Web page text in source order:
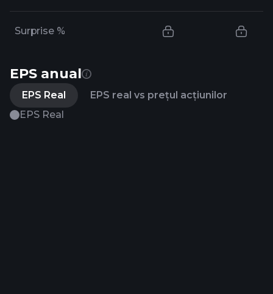
Surprise %
EPS anual
EPS Real
EPS real vs prețul acțiunilor
EPS Real